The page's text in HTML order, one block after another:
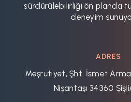
sürdürülebilirliği ön planda
deneyim
ADRES
Meşrutiyet, Şht. İsmet
Nişantaşı 34360